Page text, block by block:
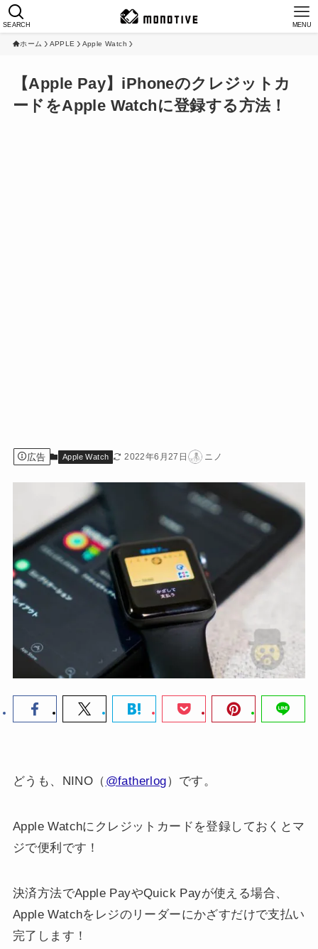
SEARCH MENU
ホーム APPLE Apple Watch
【Apple Pay】iPhoneのクレジットカ
ードをApple Watchに登録する方法！
広告 Apple Watch 2022年6月27日 ニノ
どうも、NINO（ @fatherlog）です。
Apple Watchにクレジットカードを登録しておくとマ
ジで便利です！
決済方法でApple PayやQuick Payが使える場合、
Apple Watchをレジのリーダーにかざすだけで支払い
完了します！